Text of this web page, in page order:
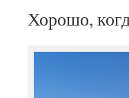
Хорошо,